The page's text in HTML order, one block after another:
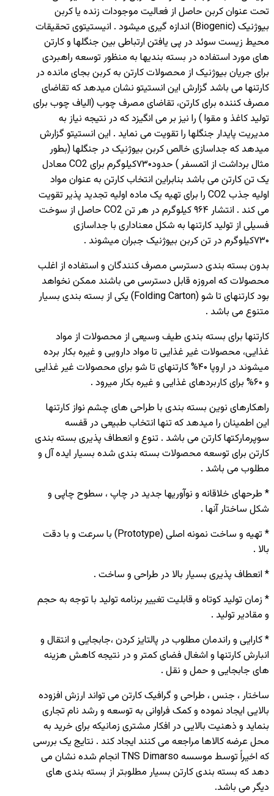
تحت عنوان کربن حاصل از فعالیت موجودات زنده یا کربن
بیوژنیک (Biogenic) اندازه گیری میشود . انیستیتوی تحقیقات
محیط زیست سوئد در پی یافتن ارتباطی بین جنگلها و کارتن
های مورد استفاده در بسته بندیها به منظور توسعه راهبردی
برای جریان بیوژنیک از محصولات کارتن به کربن بجای مانده در
کارتنها می باشد گزارش این انستیتو نشان میدهد که تقاضای
مصرف کننده برای کارتن، تقاضای مصرف چوب (الیاف چوب برای
تولید کاغذ و مقوا ) را نیز بر می انگیزد که در نتیجه نیاز به
مدیریت پایدار جنگلها را تقویت می نماید . این انستیتو گزارش
میدهد که جداسازی خالص کربن بیوژنیک در جنگلها (بطور
مثال برداشت از اتمسفر ) حدود۷۳۰کیلوگرم برای CO2 معادل
یک تن کارتن می باشد بنابراین انتخاب کارتن به عنوان مواد
اولیه جذب CO2 را برای تهیه یک ماده اولیه تجدید پذیر تقویت
می کند . انتشار ۹۶۴ کیلوگرم در هر تن CO2 حاصل از سوخت
فسیلی از تولید کارتنها به شکل معناداری با جداسازی
۷۳۰کیلوگرم در تن کربن بیوژنیک جبران میشوند .
بدون بسته بندی دسترسی مصرف کنندگان و استفاده از اغلب
محصولات که امروزه قابل دسترسی می باشند ممکن نخواهد
بود کارتنهای تا شو (Folding Carton) یکی از بسته بندی بسیار
متنوع می باشد .
کارتنها برای بسته بندی طیف وسیعی از محصولات از مواد
غذایی، محصولات غیر غذایی تا مواد دارویی و غیره بکار برده
میشوند در اروپا ۴۰% کارتنهای تا شو برای محصولات غیر غذایی
و ۶۰% برای کاربردهای غذایی و غیره بکار میرود .
راهکارهای نوین بسته بندی با طراحی های چشم نواز کارتنها
این اطمینان را میدهد که تنها انتخاب طبیعی در قفسه
سوپرمارکتها کارتن می باشد . تنوع و انعطاف پذیری بسته بندی
کارتن برای توسعه محصولات بسته بندی شده بسیار ایده آل و
مطلوب می باشد .
* طرحهای خلاقانه و نوآوریها جدید در چاپ ، سطوح چاپی و
شکل ساختار آنها .
* تهیه و ساخت نمونه اصلی (Prototype) با سرعت و با دقت
بالا .
* انعطاف پذیری بسیار بالا در طراحی و ساخت .
* زمان تولید کوتاه و قابلیت تغییر برنامه تولید با توجه به حجم
و مقادیر تولید .
* کارایی و راندمان مطلوب در پالتایز کردن ،جابجایی و انتقال و
انبارش کارتنها و اشغال فضای کمتر و در نتیجه کاهش هزینه
های جابجایی و حمل و نقل .
ساختار ، جنس ، طراحی و گرافیک کارتن می تواند ارزش افزوده
بالایی ایجاد نموده و کمک فراوانی به توسعه و رشد نام تجاری
بنماید و ذهنیت بالایی در افکار مشتری زمانیکه برای خرید به
محل عرضه کالاها مراجعه می کنند ایجاد کند . نتایج یک بررسی
که اخیراً توسط موسسه TNS Dimarso انجام شده نشان می
دهد که بسته بندی کارتن بسیار مطلوبتر از بسته بندی های
دیگر می باشد.